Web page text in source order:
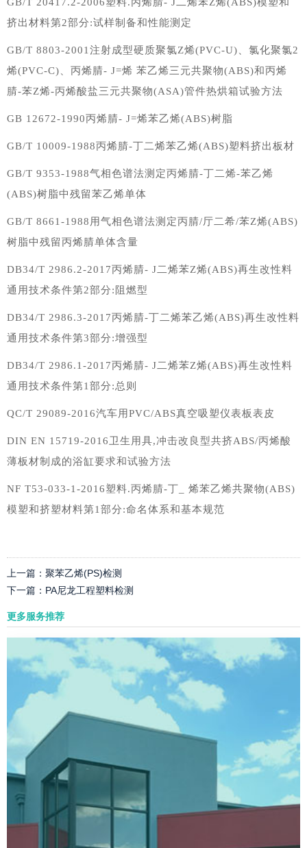
GB/T 20417.2-2006塑料.丙烯腈- J二烯苯Z烯(ABS)模塑和
挤出材料第2部分:试样制备和性能测定
GB/T 8803-2001注射成型硬质聚氯Z烯(PVC-U)、氯化聚氯2
烯(PVC-C)、丙烯腈- J=烯 苯乙烯三元共聚物(ABS)和丙烯
腈-苯Z烯-丙烯酸盐三元共聚物(ASA)管件热烘箱试验方法
GB 12672-1990丙烯腈- J=烯苯乙烯(ABS)树脂
GB/T 10009-1988丙烯腈-丁二烯苯乙烯(ABS)塑料挤出板材
GB/T 9353-1988气相色谱法测定丙烯腈-丁二烯-苯乙烯
(ABS)树脂中残留苯乙烯单体
GB/T 8661-1988用气相色谱法测定丙腈/厅二希/苯Z烯(ABS)
树脂中残留丙烯腈单体含量
DB34/T 2986.2-2017丙烯腈- J二烯苯Z烯(ABS)再生改性料
通用技术条件第2部分:阻燃型
DB34/T 2986.3-2017丙烯腈-丁二烯苯乙烯(ABS)再生改性料
通用技术条件第3部分:增强型
DB34/T 2986.1-2017丙烯腈- J二烯苯Z烯(ABS)再生改性料
通用技术条件第1部分:总则
QC/T 29089-2016汽车用PVC/ABS真空吸塑仪表板表皮
DIN EN 15719-2016卫生用具,冲击改良型共挤ABS/丙烯酸
薄板材制成的浴缸要求和试验方法
NF T53-033-1-2016塑料.丙烯腈-丁_ 烯苯乙烯共聚物(ABS)
模塑和挤塑材料第1部分:命名体系和基本规范
上一篇： 聚苯乙烯(PS)检测
下一篇： PA尼龙工程塑料检测
更多服务推荐